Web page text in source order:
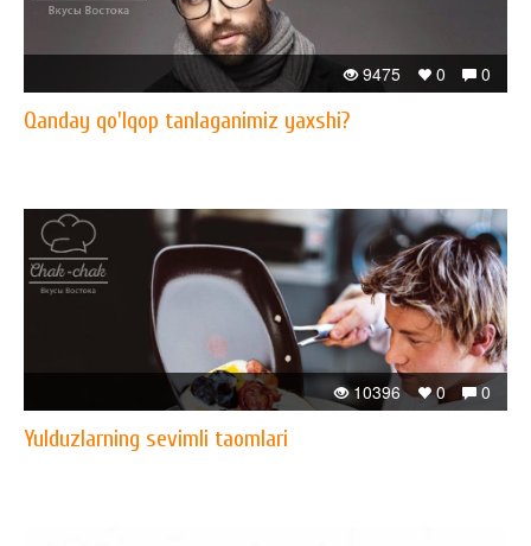
0
0
9475
Qanday qo'lqop tanlaganimiz yaxshi?
0
0
10396
Yulduzlarning sevimli taomlari